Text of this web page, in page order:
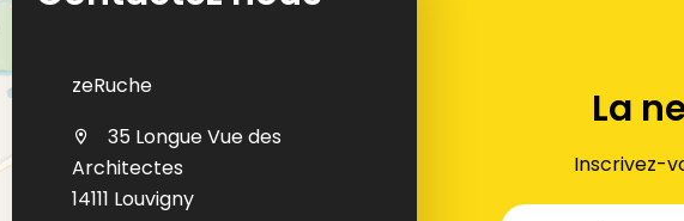
zeRuche
35 Longue Vue des
Architectes
14111 Louvigny
La
Inscrivez-